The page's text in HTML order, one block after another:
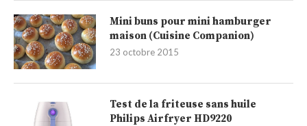
Mini buns pour mini hamburger
maison (Cuisine Companion)
23 octobre 2015
Test de la friteuse sans huile
Philips Airfryer HD9220